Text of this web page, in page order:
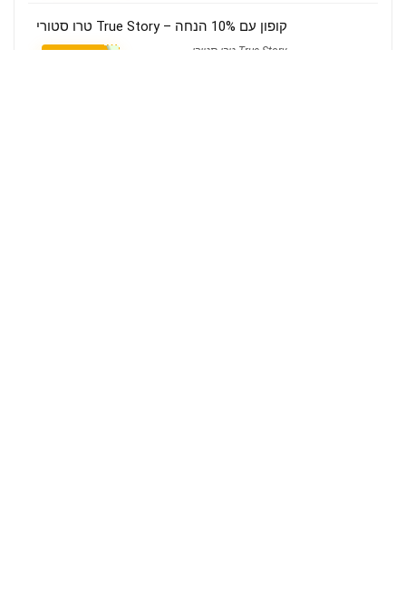
קופון עם 10% הנחה – True Story טרו סטורי
True Story טרו סטורי